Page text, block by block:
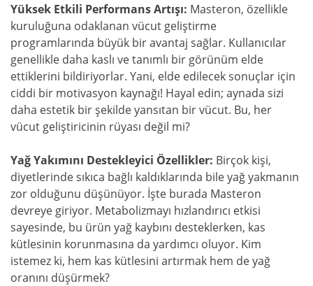
Yüksek Etkili Performans Artışı: Masteron, özellikle
kuruluğuna odaklanan vücut geliştirme
programlarında büyük bir avantaj sağlar. Kullanıcılar
genellikle daha kaslı ve tanımlı bir görünüm elde
ettiklerini bildiriyorlar. Yani, elde edilecek sonuçlar için
ciddi bir motivasyon kaynağı! Hayal edin; aynada sizi
daha estetik bir şekilde yansıtan bir vücut. Bu, her
vücut geliştiricinin rüyası değil mi?
Yağ Yakımını Destekleyici Özellikler: Birçok kişi,
diyetlerinde sıkıca bağlı kaldıklarında bile yağ yakmanın
zor olduğunu düşünüyor. İşte burada Masteron
devreye giriyor. Metabolizmayı hızlandırıcı etkisi
sayesinde, bu ürün yağ kaybını desteklerken, kas
kütlesinin korunmasına da yardımcı oluyor. Kim
istemez ki, hem kas kütlesini artırmak hem de yağ
oranını düşürmek?